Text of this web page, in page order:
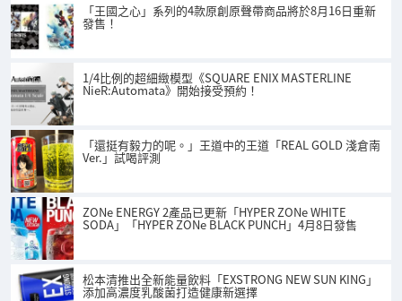
「王國之心」系列的4款原創原聲帶商品將於8月16日重新
發售！
1/4比例的超細緻模型《SQUARE ENIX MASTERLINE
NieR:Automata》開始接受預約！
「還挺有毅力的呢。」王道中的王道「REAL GOLD 淺倉南
Ver.」試喝評測
ZONe ENERGY 2產品已更新「HYPER ZONe WHITE
SODA」「HYPER ZONe BLACK PUNCH」4月8日發售
松本清推出全新能量飲料「EXSTRONG NEW SUN KING」
添加高濃度乳酸菌打造健康新選擇